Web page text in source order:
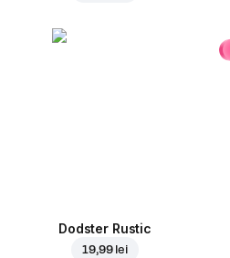
Dodster Rustic
19,99 lei